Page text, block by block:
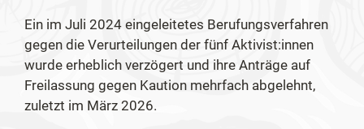
Ein im Juli 2024 eingeleitetes Berufungsverfahren
gegen die Verurteilungen der fünf Aktivist:innen
wurde erheblich verzögert und ihre Anträge auf
Freilassung gegen Kaution mehrfach abgelehnt,
zuletzt im März 2026.